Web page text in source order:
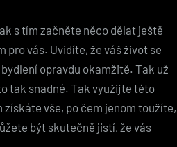
s tím začněte něco dělat ještě
pro vás. Uvidíte, že váš život se
opravdu okamžitě. Tak už
tak snadné. Tak využijte této
vše, po čem jenom toužíte,
být skutečně jistí, že vás